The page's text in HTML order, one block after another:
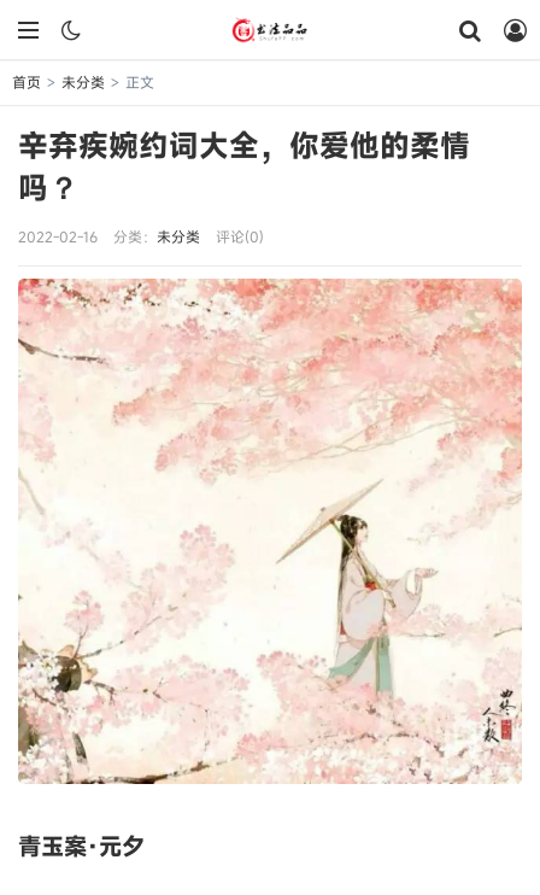
首页 > 未分类 > 正文
辛弃疾婉约词大全，你爱他的柔情
吗？
2022-02-16 分类： 未分类 评论(0)
青玉案·元夕